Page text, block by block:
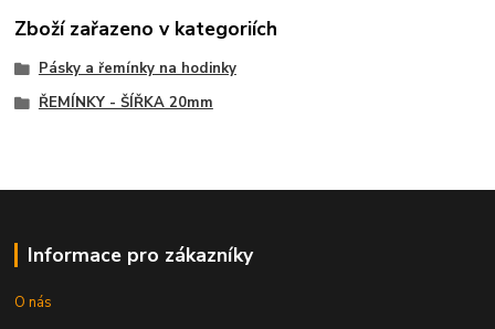
Zboží zařazeno v kategoriích
Pásky a řemínky na hodinky
ŘEMÍNKY - ŠÍŘKA 20mm
Informace pro zákazníky
O nás